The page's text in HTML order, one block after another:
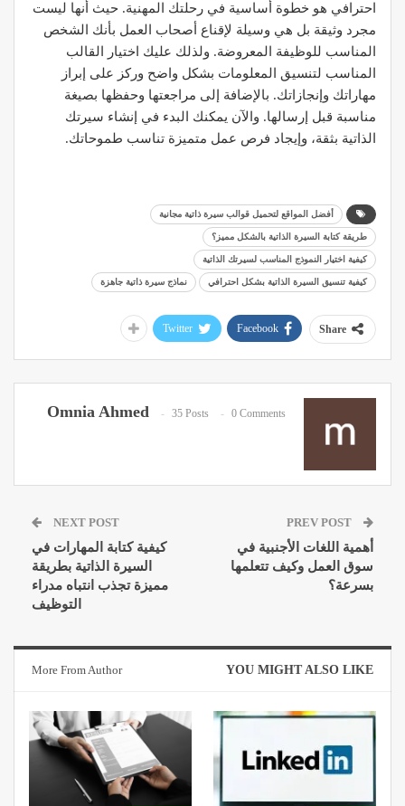
احترافي هو خطوة أساسية في رحلتك المهنية. حيث أنها ليست
مجرد وثيقة بل هي وسيلة لإقناع أصحاب العمل بأنك الشخص
المناسب للوظيفة المعروضة. ولذلك عليك اختيار القالب
المناسب لتنسيق المعلومات بشكل واضح وركز على إبراز
مهاراتك وإنجازاتك. بالإضافة إلى مراجعتها وحفظها بصيغة
مناسبة قبل إرسالها. والآن يمكنك البدء في إنشاء سيرتك
الذاتية بثقة، وإيجاد فرص عمل متميزة تناسب طموحاتك.
أفضل المواقع لتحميل قوالب سيرة ذاتية مجانية
طريقة كتابة السيرة الذاتية بالشكل مميز؟
كيفية اختيار النموذج المناسب لسيرتك الذاتية
كيفية تنسيق السيرة الذاتية بشكل احترافي نماذج سيرة ذاتية جاهزة
Share
Facebook
Twitter
Omnia Ahmed 35 Posts 0 Comments
أهمية اللغات الأجنبية في
سوق العمل وكيف تتعلمها
بسرعة؟
NEXT POST
كيفية كتابة المهارات في
السيرة الذاتية بطريقة
مميزة تجذب انتباه مدراء
التوظيف
YOU MIGHT ALSO LIKE
More From Author